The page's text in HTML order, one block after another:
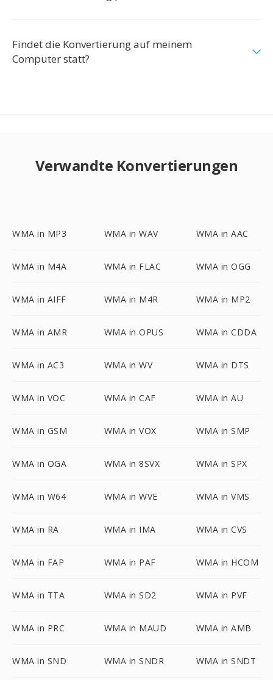
Findet die Konvertierung auf meinem
Computer statt?
Verwandte Konvertierungen
WMA in MP3 WMA in WAV WMA in AAC
WMA in M4A WMA in FLAC WMA in OGG
WMA in AIFF WMA in M4R WMA in MP2
WMA in AMR WMA in OPUS WMA in CDDA
WMA in AC3 WMA in WV WMA in DTS
WMA in VOC WMA in CAF WMA in AU
WMA in GSM WMA in VOX WMA in SMP
WMA in OGA WMA in 8SVX WMA in SPX
WMA in W64 WMA in WVE WMA in VMS
WMA in RA WMA in IMA WMA in CVS
WMA in FAP WMA in PAF WMA in HCOM
WMA in TTA WMA in SD2 WMA in PVF
WMA in PRC WMA in MAUD WMA in AMB
WMA in SND WMA in SNDR WMA in SNDT